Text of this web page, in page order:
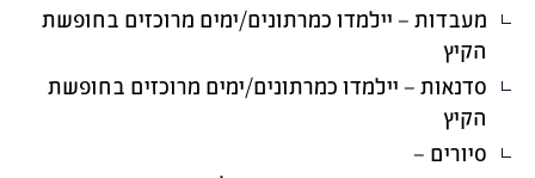
מעבדות – יילמדו כמרתונים/ימים מרוכזים בחופשת
הקיץ
סדנאות – יילמדו כמרתונים/ימים מרוכזים בחופשת
הקיץ
סיורים –